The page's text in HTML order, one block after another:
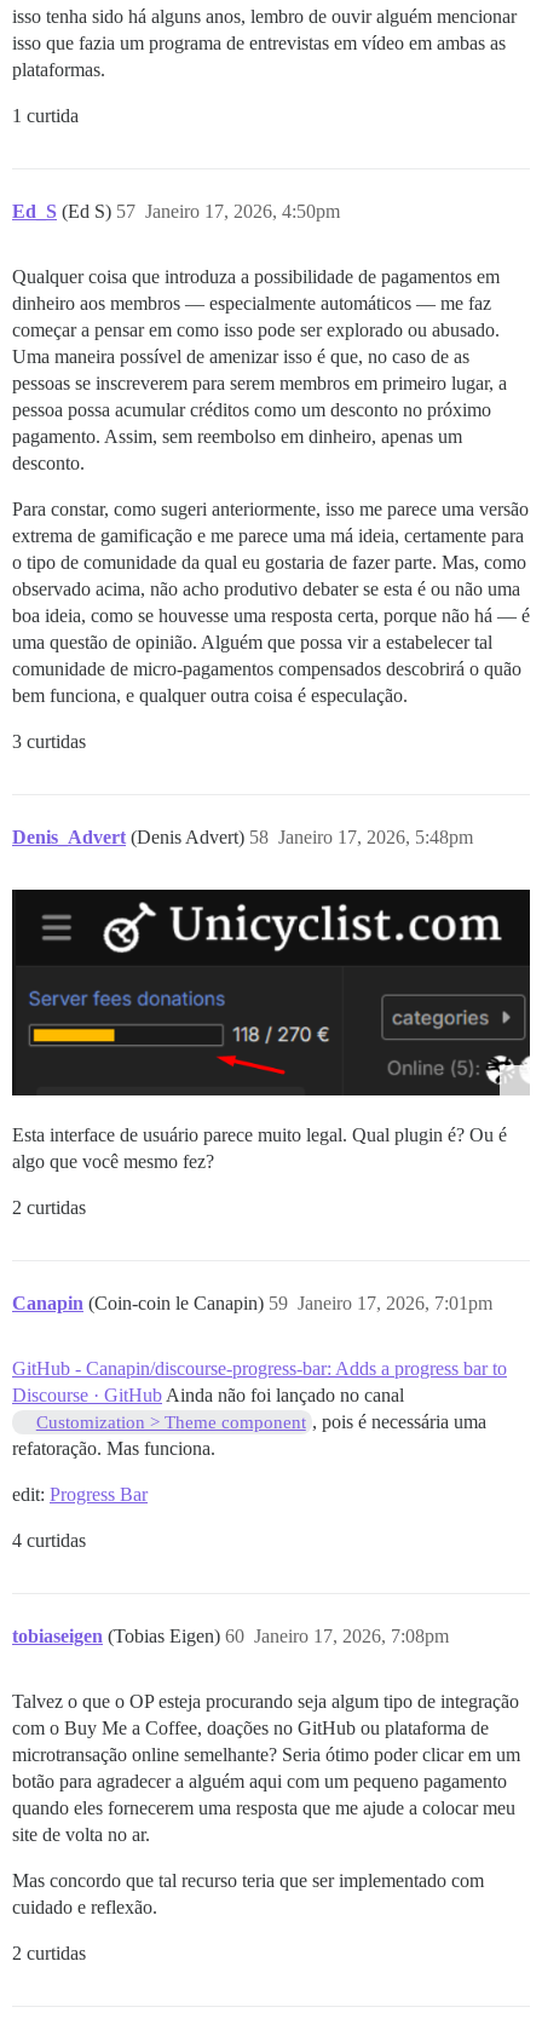
isso tenha sido há alguns anos, lembro de ouvir alguém mencionar
isso que fazia um programa de entrevistas em vídeo em ambas as
plataformas.
1 curtida
Ed_S (Ed S) Janeiro 17, 2026, 4:50pm
57
Qualquer coisa que introduza a possibilidade de pagamentos em
dinheiro aos membros — especialmente automáticos — me faz
começar a pensar em como isso pode ser explorado ou abusado.
Uma maneira possível de amenizar isso é que, no caso de as
pessoas se inscreverem para serem membros em primeiro lugar, a
pessoa possa acumular créditos como um desconto no próximo
pagamento. Assim, sem reembolso em dinheiro, apenas um
desconto.
Para constar, como sugeri anteriormente, isso me parece uma versão
extrema de gamificação e me parece uma má ideia, certamente para
o tipo de comunidade da qual eu gostaria de fazer parte. Mas, como
observado acima, não acho produtivo debater se esta é ou não uma
boa ideia, como se houvesse uma resposta certa, porque não há — é
uma questão de opinião. Alguém que possa vir a estabelecer tal
comunidade de micro-pagamentos compensados descobrirá o quão
bem funciona, e qualquer outra coisa é especulação.
3 curtidas
Denis_Advert (Denis Advert) Janeiro 17, 2026, 5:48pm
58
Esta interface de usuário parece muito legal. Qual plugin é? Ou é
algo que você mesmo fez?
2 curtidas
Canapin (Coin-coin le Canapin) Janeiro 17, 2026, 7:01pm
59
GitHub - Canapin/discourse-progress-bar: Adds a progress bar to
Discourse · GitHub Ainda não foi lançado no canal
Customization > Theme component , pois é necessária uma
refatoração. Mas funciona.
edit: Progress Bar
4 curtidas
tobiaseigen (Tobias Eigen) Janeiro 17, 2026, 7:08pm
60
Talvez o que o OP esteja procurando seja algum tipo de integração
com o Buy Me a Coffee, doações no GitHub ou plataforma de
microtransação online semelhante? Seria ótimo poder clicar em um
botão para agradecer a alguém aqui com um pequeno pagamento
quando eles fornecerem uma resposta que me ajude a colocar meu
site de volta no ar.
Mas concordo que tal recurso teria que ser implementado com
cuidado e reflexão.
2 curtidas